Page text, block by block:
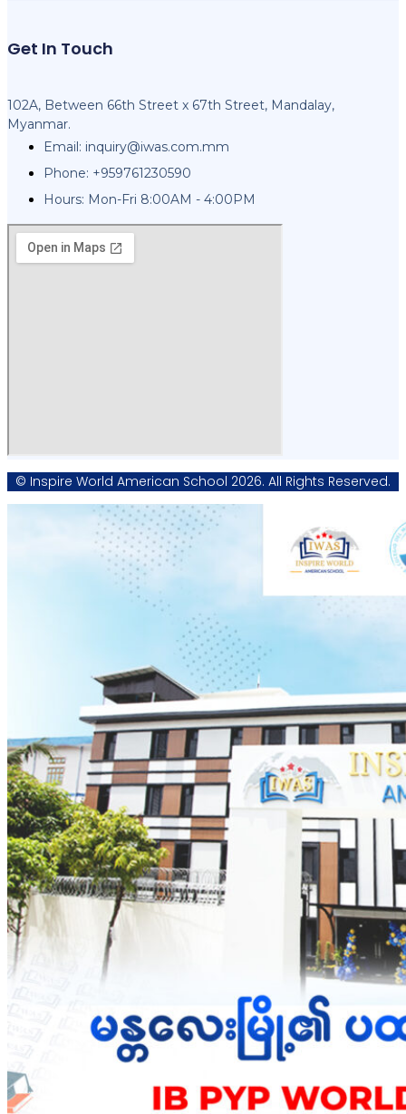
Get In Touch
102A, Between 66th Street x 67th Street, Mandalay,
Myanmar.
Email: inquiry@iwas.com.mm
Phone: +959761230590
Hours: Mon-Fri 8:00AM - 4:00PM
© Inspire World American School 2026. All Rights Reserved.